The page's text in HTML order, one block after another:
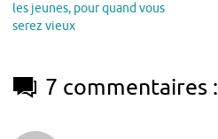
les jeunes, pour quand vous
serez vieux
7 commentaires :